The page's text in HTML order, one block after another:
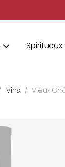
Spiritueux
Vins Vieux